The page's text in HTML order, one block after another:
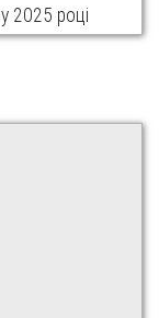
2025 році